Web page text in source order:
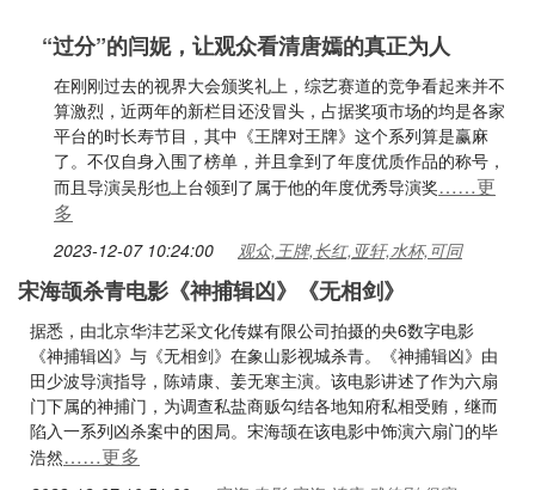
“过分”的闫妮，让观众看清唐嫣的真正为人
在刚刚过去的视界大会颁奖礼上，综艺赛道的竞争看起来并不
算激烈，近两年的新栏目还没冒头，占据奖项市场的均是各家
平台的时长寿节目，其中《王牌对王牌》这个系列算是赢麻
了。不仅自身入围了榜单，并且拿到了年度优质作品的称号，
而且导演吴彤也上台领到了属于他的年度优秀导演奖……更
多
2023-12-07 10:24:00 观众,王牌,长红,亚轩,水杯,可同
宋海颉杀青电影《神捕辑凶》《无相剑》
据悉，由北京华沣艺采文化传媒有限公司拍摄的央6数字电影
《神捕辑凶》与《无相剑》在象山影视城杀青。《神捕辑凶》由
田少波导演指导，陈靖康、姜无寒主演。该电影讲述了作为六扇
门下属的神捕门，为调查私盐商贩勾结各地知府私相受贿，继而
陷入一系列凶杀案中的困局。宋海颉在该电影中饰演六扇门的毕
浩然……更多